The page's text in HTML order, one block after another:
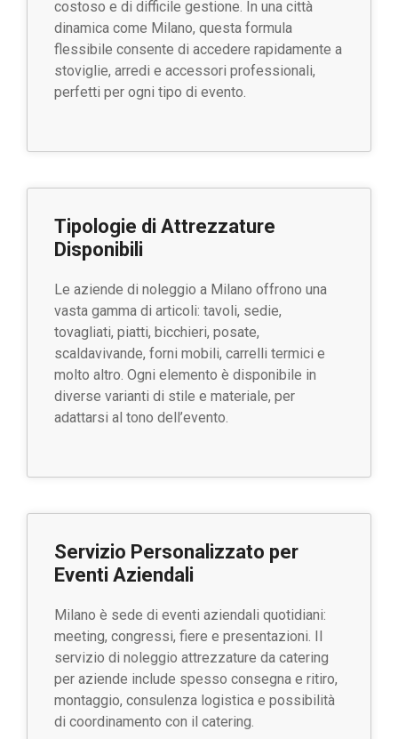
costoso e di difficile gestione. In una città
dinamica come Milano, questa formula
flessibile consente di accedere rapidamente a
stoviglie, arredi e accessori professionali,
perfetti per ogni tipo di evento.
Tipologie di Attrezzature
Disponibili
Le aziende di noleggio a Milano offrono una
vasta gamma di articoli: tavoli, sedie,
tovagliati, piatti, bicchieri, posate,
scaldavivande, forni mobili, carrelli termici e
molto altro. Ogni elemento è disponibile in
diverse varianti di stile e materiale, per
adattarsi al tono dell’evento.
Servizio Personalizzato per
Eventi Aziendali
Milano è sede di eventi aziendali quotidiani:
meeting, congressi, fiere e presentazioni. Il
servizio di noleggio attrezzature da catering
per aziende include spesso consegna e ritiro,
montaggio, consulenza logistica e possibilità
di coordinamento con il catering.